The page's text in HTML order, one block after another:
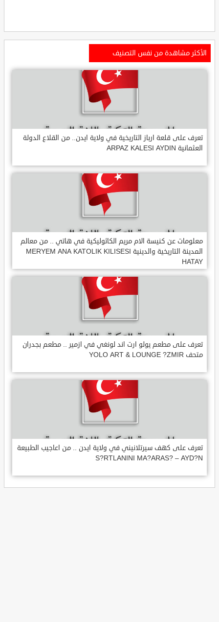
الأكثر مشاهدة من نفس التصنيف
تعرف على قلعة ارباز التاريخية في ولاية ايدن.. من القلاع الدولة
العثمانية ARPAZ KALESI AYDIN
معلومات عن كنيسة الام مريم الكاثوليكية في هاتي .. من معالم
المدينة التاريخية والدينية MERYEM ANA KATOLIK KILISESI
HATAY
تعرف على مطعم يولو ارت اند لونغي في ازمير .. مطعم بجدران
متحف YOLO ART & LOUNGE ?ZMIR
تعرف على كهف سيرتلانيني في ولاية ايدن .. من اعاجيب الطبيعة
S?RTLANINI MA?ARAS? – AYD?N